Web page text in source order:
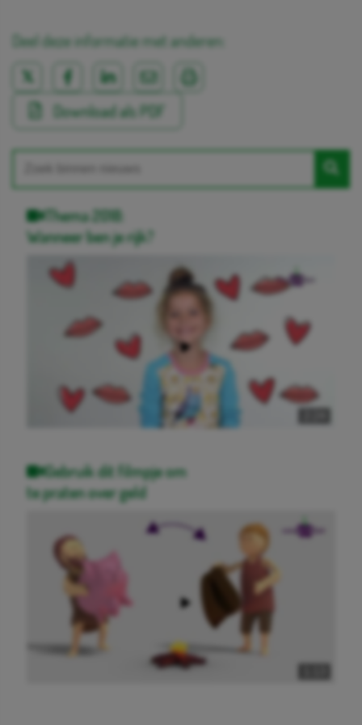
Deel deze informatie met anderen:
Download als PDF
Thema 2018:
Wanneer ben je rijk?
Gebruik dit filmpje om
te praten over geld